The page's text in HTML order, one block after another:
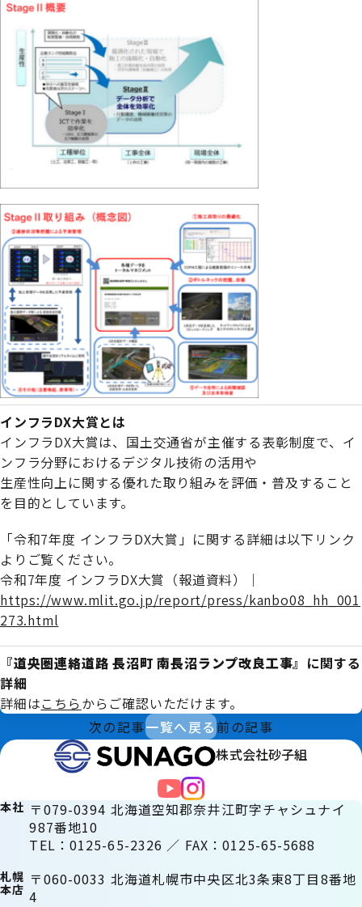
インフラDX大賞とは
インフラDX大賞は、国土交通省が主催する表彰制度で、イ
ンフラ分野におけるデジタル技術の活用や
生産性向上に関する優れた取り組みを評価・普及すること
を目的としています。
「令和7年度 インフラDX大賞」に関する詳細は以下リンク
よりご覧ください。
令和7年度 インフラDX大賞（報道資料）｜
https://www.mlit.go.jp/report/press/kanbo08_hh_001
273.html
『道央圏連絡道路 長沼町 南長沼ランプ改良工事』に関する
詳細
詳細はこちらからご確認いただけます。
次の記事一覧へ戻る前の記事
株式会社砂子組
本社 〒079-0394 北海道空知郡奈井江町字チャシュナイ
987番地10
TEL：0125-65-2326 ／ FAX：0125-65-5688
札幌
本店
〒060-0033 北海道札幌市中央区北3条東8丁目8番地
4